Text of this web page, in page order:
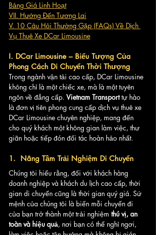
Bảng Giá Linh Hoạt
VII. Hướng Đến Tương Lai
V. 10 Câu Hỏi Thường Gặp (FAQs) Về Dịch
Vụ Thuê Xe DCar Limousine
I. DCar Limousine – Biểu Tượng Của
Phong Cách Di Chuyển Thời Thượng
Trong ngành vận tải cao cấp, DCar Limousine
không chỉ là một chiếc xe, mà là một tuyên
ngôn về đẳng cấp. Vietnam Transport tự hào
là đơn vị tiên phong cung cấp dịch vụ thuê xe
DCar Limousine chuyên nghiệp, mang đến
cho quý khách một không gian làm việc, thư
giãn hoặc tiếp đón đối tác hoàn hảo nhất.
1.  Nâng Tầm Trải Nghiệm Di Chuyển
Chúng tôi hiểu rằng, đối với khách hàng
doanh nghiệp và khách du lịch cao cấp, thời
gian di chuyển cũng là thời gian quý giá. Sứ
mệnh của chúng tôi là biến mỗi chuyến đi
của bạn trở thành một trải nghiệm thú vị, an
toàn và hiệu quả, nơi bạn có thể nghỉ ngơi,